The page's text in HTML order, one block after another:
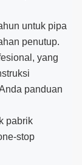
untuk pipa
penutup.
yang
panduan
pabrik
stop